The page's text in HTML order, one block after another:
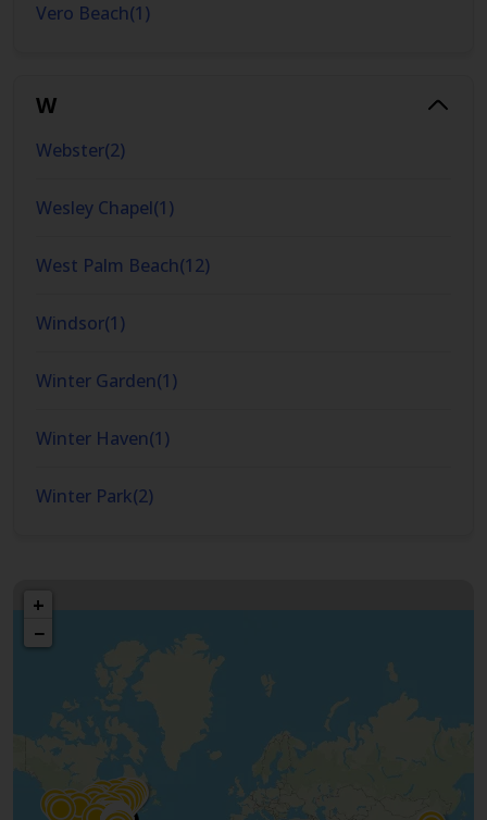
Vero Beach(1)
W
Webster(2)
Wesley Chapel(1)
West Palm Beach(12)
Windsor(1)
Winter Garden(1)
Winter Haven(1)
Winter Park(2)
+
−